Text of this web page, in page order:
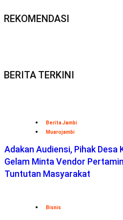
REKOMENDASI
BERITA TERKINI
Berita Jambi
Muarojambi
Adakan Audiensi, Pihak Desa
Gelam Minta Vendor
Tuntutan Masyarakat
Bisnis